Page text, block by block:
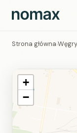
Strona główna›Węgry
+
−